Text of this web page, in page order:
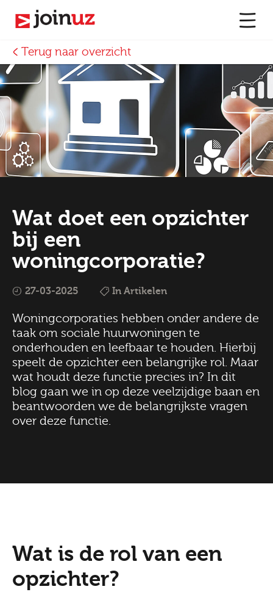
Terug naar overzicht
Wat doet een opzichter
bij een
woningcorporatie?
27-03-2025 In Artikelen
Woningcorporaties hebben onder andere de
taak om sociale huurwoningen te
onderhouden en leefbaar te houden. Hierbij
speelt de opzichter een belangrijke rol. Maar
wat houdt deze functie precies in? In dit
blog gaan we in op deze veelzijdige baan en
beantwoorden we de belangrijkste vragen
over deze functie.
Wat is de rol van een
opzichter?